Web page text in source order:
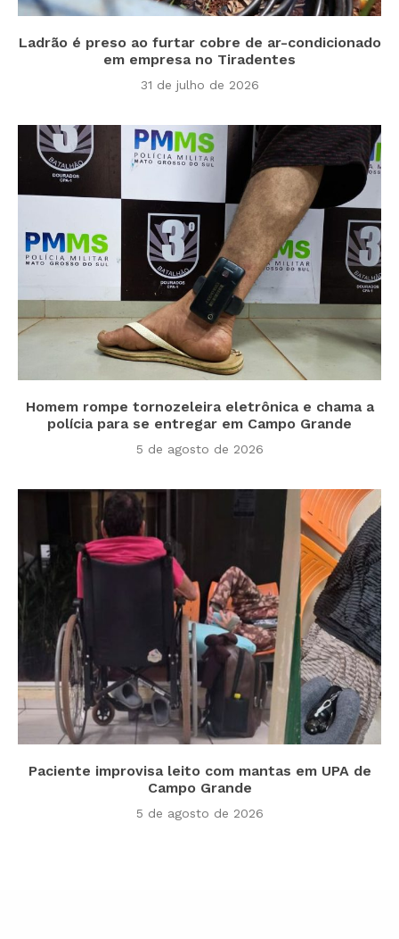
Ladrão é preso ao furtar cobre de ar-condicionado
em empresa no Tiradentes
31 de julho de 2026
Homem rompe tornozeleira eletrônica e chama a
polícia para se entregar em Campo Grande
5 de agosto de 2026
Paciente improvisa leito com mantas em UPA de
Campo Grande
5 de agosto de 2026